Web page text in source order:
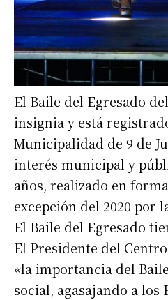
El Baile del Egresado
insignia y está
Municipalidad de 9 de
interés municipal y
años, realizado en
excepción del 2020 por
El Baile del Egresado
El Presidente del
«la importancia del
social, agasajando a los